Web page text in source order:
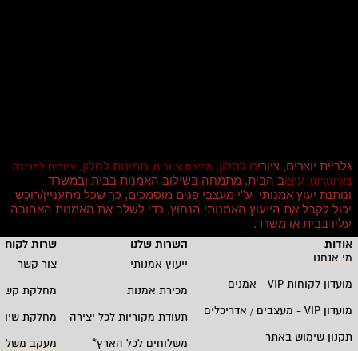
גלריית יוצרים, ציורים לסלון, מכירת ציורים, תמונות לסלון, ציורים למכירה
באינטרנט, עיצוב הבית, מתמחה בשילוב האמנות בבית ובמשרד
ונותנת יעוץ אמנותי ע''י מעצבי פנים מוסמכים, כך שכל מתעניין/רוכש
יכול לקבל את הייעוץ האמנותי הנחוץ, כדי לשלב את האמנות האהובה
עליו בבית או משרד.
אודות
השרות שלנו
שרות
מי אנחנו
ייעוץ אמנותי
צור קשר
מועדון לקוחותVIP - אמנים מכירת אמנות
מחלקת
מועדון
מעצבים / אדריכלים תעודת מקוריות לכל יצירה
מחלקת
תקנון שימוש באתר
משלוחים לכל הארץ*
מעקב